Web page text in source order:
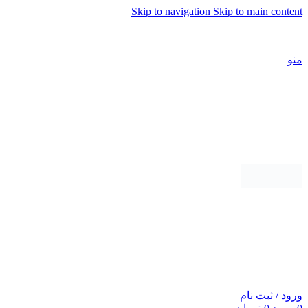
Skip to navigation Skip to main content
منو
ورود / ثبت نام